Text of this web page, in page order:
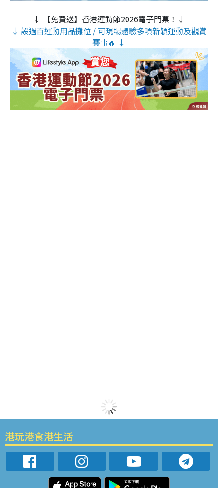
↓ 【免費送】香港運動節2026電子門票！↓
↓ 設過百運動用品攤位 / 可現場體驗多項新穎運動及觀賞
賽事🔥 ↓
港玩港食港生活